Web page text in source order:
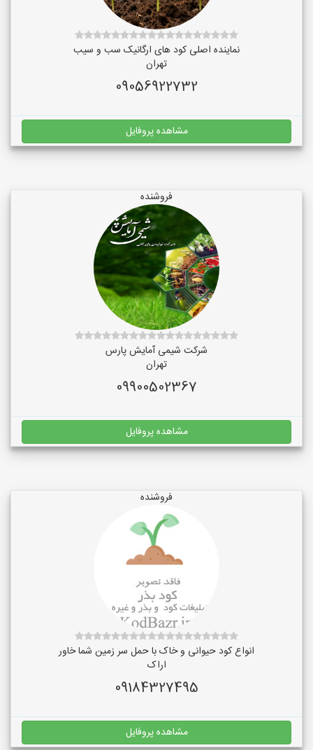
نماینده اصلی کود های ارگانیک سب و سیب
تهران
09056922732
مشاهده پروفایل
فروشنده
شرکت شیمی آمایش پارس
تهران
09900502367
مشاهده پروفایل
فروشنده
انواع کود حیوانی و خاک با حمل سر زمین شما خاور
اراک
09184327495
مشاهده پروفایل